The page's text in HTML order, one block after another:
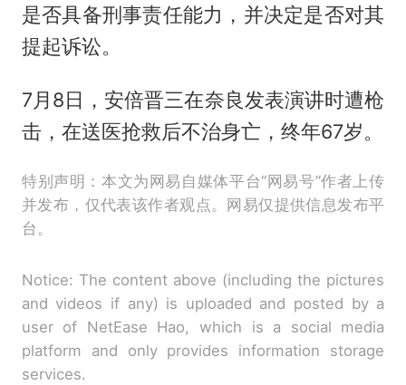
是否具备刑事责任能力，并决定是否对其
提起诉讼。
7月8日，安倍晋三在奈良发表演讲时遭枪
击，在送医抢救后不治身亡，终年67岁。
特别声明：本文为网易自媒体平台“网易号”作者上传
并发布，仅代表该作者观点。网易仅提供信息发布平
台。
Notice: The content above (including the pictures
and videos if any) is uploaded and posted by a
user of NetEase Hao, which is a social media
platform and only provides information storage
services.